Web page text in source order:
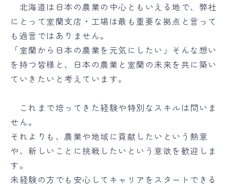
北海道は日本の農業の中心ともいえる地で、弊社
にとって室蘭支店・工場は最も重要な拠点と言って
も過言ではありません。
「室蘭から日本の農業を元気にしたい」そんな想い
を持つ皆様と、日本の農業と室蘭の未来を共に築い
ていきたいと考えています。
これまで培ってきた経験や特別なスキルは問いま
せん。
それよりも、農業や地域に貢献したいという熱意
や、新しいことに挑戦したいという意欲を歓迎しま
す。
未経験の方でも安心してキャリアをスタートできる